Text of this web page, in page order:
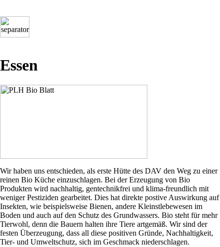
Essen
Wir haben uns entschieden, als erste Hütte des DAV den Weg zu einer
reinen Bio Küche einzuschlagen. Bei der Erzeugung von Bio
Produkten wird nachhaltig, gentechnikfrei und klima-freundlich mit
weniger Pestiziden gearbeitet. Dies hat direkte postive Auswirkung auf
Insekten, wie beispielsweise Bienen, andere Kleinstlebewesen im
Boden und auch auf den Schutz des Grundwassers. Bio steht für mehr
Tierwohl, denn die Bauern halten ihre Tiere artgemäß. Wir sind der
festen Überzeugung, dass all diese positiven Gründe, Nachhaltigkeit,
Tier- und Umweltschutz, sich im Geschmack niederschlagen.